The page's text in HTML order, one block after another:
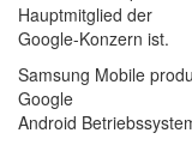
Hauptmitglied der
Google-Konzern ist.
Samsung Mobile
Google
Android